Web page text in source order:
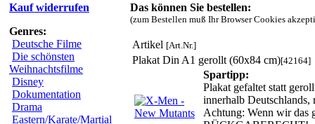
Kauf widerrufen
Genres:
Deutsche Filme
Die schönsten
Weihnachtsfilme
Disney
Dokumentation
Drama
Eastern/Karate/Martial
Das können Sie bestellen:
(zum Bestellen muß Ihr Browser Cookies
Artikel [Art.Nr.]
Plakat Din A1 gerollt (60x84 cm)[42164]
Spartipp:
Plakat gefaltet statt
innerhalb Deutschlands,
Achtung: Wenn wir das